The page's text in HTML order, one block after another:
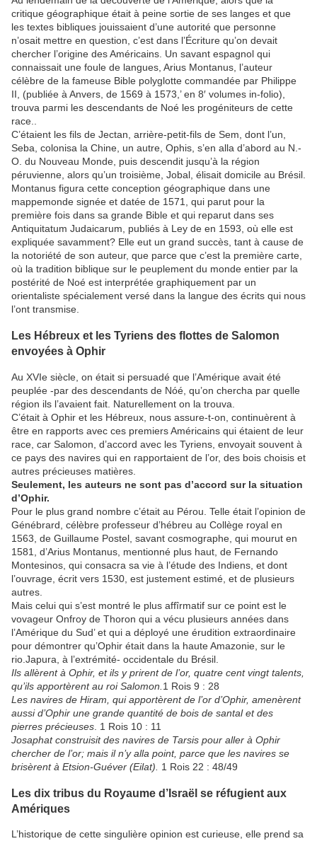
critique géographique était à peine sortie de ses langes et que
les textes bibliques jouissaient d’une autorité que personne
n’osait mettre en question, c’est dans l’Écriture qu’on devait
chercher l’origine des Américains. Un savant espagnol qui
connaissait une foule de langues, Arius Montanus, l’auteur
célèbre de la fameuse Bible polyglotte commandée par Philippe
II, (publiée à Anvers, de 1569 à 1573,’ en 8′ volumes in-folio),
trouva parmi les descendants de Noé les progéniteurs de cette
race..
C’étaient les fils de Jectan, arrière-petit-fils de Sem, dont l’un,
Seba, colonisa la Chine, un autre, Ophis, s’en alla d’abord au N.-
O. du Nouveau Monde, puis descendit jusqu’à la région
péruvienne, alors qu’un troisième, Jobal, élisait domicile au Brésil.
Montanus figura cette conception géographique dans une
mappemonde signée et datée de 1571, qui parut pour la
première fois dans sa grande Bible et qui reparut dans ses
Antiquitatum Judaicarum, publiés à Ley de en 1593, où elle est
expliquée savamment? Elle eut un grand succès, tant à cause de
la notoriété de son auteur, que parce que c’est la première carte,
où la tradition biblique sur le peuplement du monde entier par la
postérité de Noé est interprétée graphiquement par un
orientaliste spécialement versé dans la langue des écrits qui nous
l’ont transmise.
Les Hébreux et les Туriens des flottes de Salomon
envoyées à Ophir
Au XVIe siècle, on était si persuadé que l’Amérique avait été
peuplée -par des descendants de Nóé, qu’on chercha par quelle
région ils l’avaient fait. Naturellement on la trouva.
C’était à Ophir et les Hébreux, nous assure-t-on, continuèrent à
être en rapports avec ces premiers Américains qui étaient de leur
race, car Salomon, d’accord avec les Tyriens, envoyait souvent à
ce pays des navires qui en rapportaient de l’or, des bois choisis et
autres précieuses matières.
Seulement, les auteurs ne sont pas d’accord sur la situation
d’Ophir.
Pour le plus grand nombre c’était au Pérou. Telle était l’opinion de
Génébrard, célèbre professeur d’hébreu au Collège royal en
1563, de Guillaume Postel, savant cosmographe, qui mourut en
1581, d’Arius Montanus, mentionné plus haut, de Fernando
Montesinos, qui consacra sa vie à l’étude des Indiens, et dont
l’ouvrage, écrit vers 1530, est justement estimé, et de plusieurs
autres.
Mais celui qui s’est montré le plus affîrmatif sur ce point est le
vovageur Onfroy de Thoron qui a vécu plusieurs années dans
l’Amérique du Sud’ et qui a déployé une érudition extraordinaire
pour démontrer qu’Ophir était dans la haute Amazonie, sur le
rio.Japura, à l’extrémité- occidentale du Brésil.
Ils allèrent à Ophir, et ils y prirent de l’or, quatre cent vingt talents,
qu’ils apportèrent au roi Salomon. 1 Rois 9 : 28
Les navires de Hiram, qui apportèrent de l’or d’Ophir, amenèrent
aussi d’Ophir une grande quantité de bois de santal et des
pierres précieuses . 1 Rois 10 : 11
Josaphat construisit des navires de Tarsis pour aller à Ophir
chercher de l’or; mais il n’y alla point, parce que les navires se
brisèrent à Etsion-Guéver (Eilat).
1 Rois 22 : 48/49
Les dix tribus du Royaume d’Israël se réfugient aux
Amériques
L’historique de cette singulière opinion est curieuse, elle prend sa